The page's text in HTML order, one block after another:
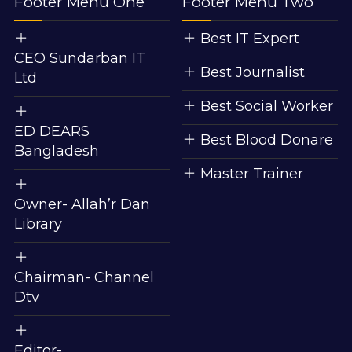
CEO Sundarban IT
Ltd
ED DEARS
Bangladesh
Owner- Allah’r Dan
Library
Chairman- Channel
Dtv
Best IT Expert
Best Journalist
Best Social Worker
Best Blood Donare
Master Trainer